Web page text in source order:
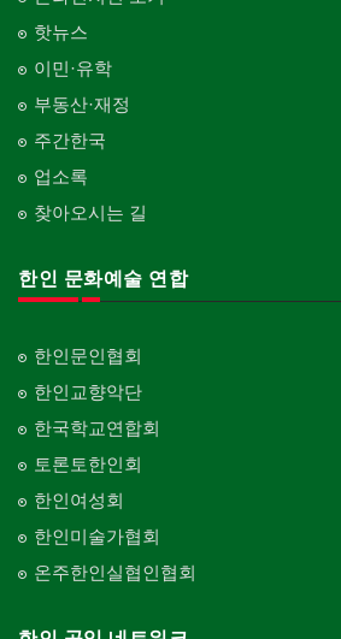
핫뉴스
이민·유학
부동산·재정
주간한국
업소록
찾아오시는 길
한인 문화예술 연합
한인문인협회
한인교향악단
한국학교연합회
토론토한인회
한인여성회
한인미술가협회
온주한인실협인협회